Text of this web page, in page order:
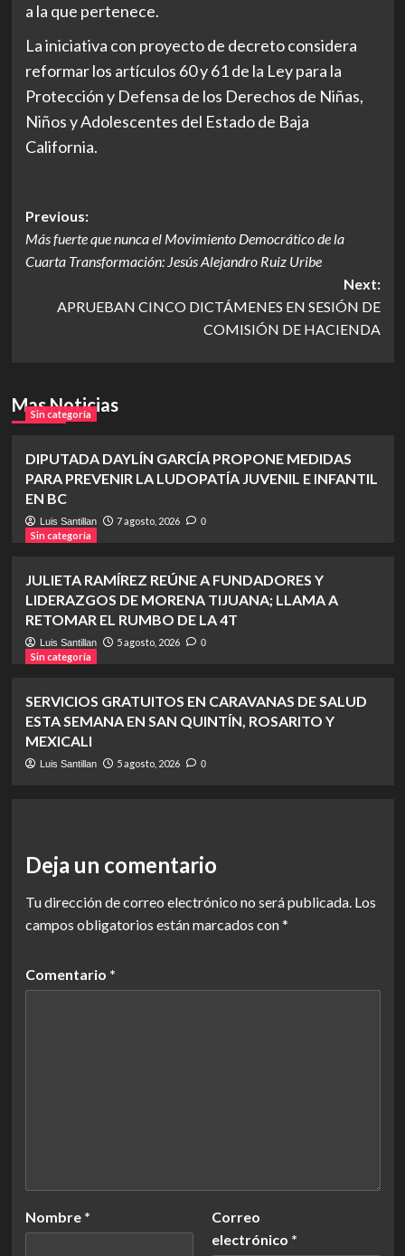
a la que pertenece.
La iniciativa con proyecto de decreto considera
reformar los artículos 60 y 61 de la Ley para la
Protección y Defensa de los Derechos de Niñas,
Niños y Adolescentes del Estado de Baja
California.
Post
navigation
Previous:
Más fuerte que nunca el Movimiento Democrático de la
Cuarta Transformación: Jesús Alejandro Ruiz Uribe
Next:
APRUEBAN CINCO DICTÁMENES EN SESIÓN DE
COMISIÓN DE HACIENDA
Mas Noticias
Sin categoría
DIPUTADA DAYLÍN GARCÍA PROPONE MEDIDAS
PARA PREVENIR LA LUDOPATÍA JUVENIL E INFANTIL
EN BC
Luis Santillan 7 agosto, 2026 0
Sin categoría
JULIETA RAMÍREZ REÚNE A FUNDADORES Y
LIDERAZGOS DE MORENA TIJUANA; LLAMA A
RETOMAR EL RUMBO DE LA 4T
Luis Santillan 5 agosto, 2026 0
Sin categoría
SERVICIOS GRATUITOS EN CARAVANAS DE SALUD
ESTA SEMANA EN SAN QUINTÍN, ROSARITO Y
MEXICALI
Luis Santillan 5 agosto, 2026 0
Deja un comentario
Tu dirección de correo electrónico no será publicada. Los
campos obligatorios están marcados con*
Comentario *
Nombre *
Correo
electrónico *